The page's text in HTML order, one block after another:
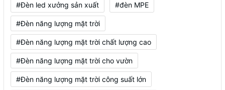
#Đèn led xưởng sản xuất #đèn MPE
#Đèn năng lượng mặt trời
#Đèn năng lượng mặt trời chất lượng cao
#Đèn năng lượng mặt trời cho vườn
#Đèn năng lượng mặt trời công suất lớn